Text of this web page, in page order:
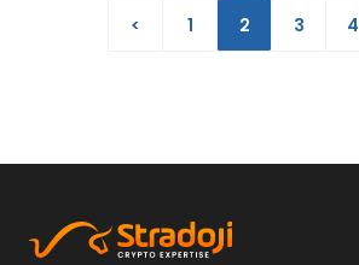
< 1 2 3 4